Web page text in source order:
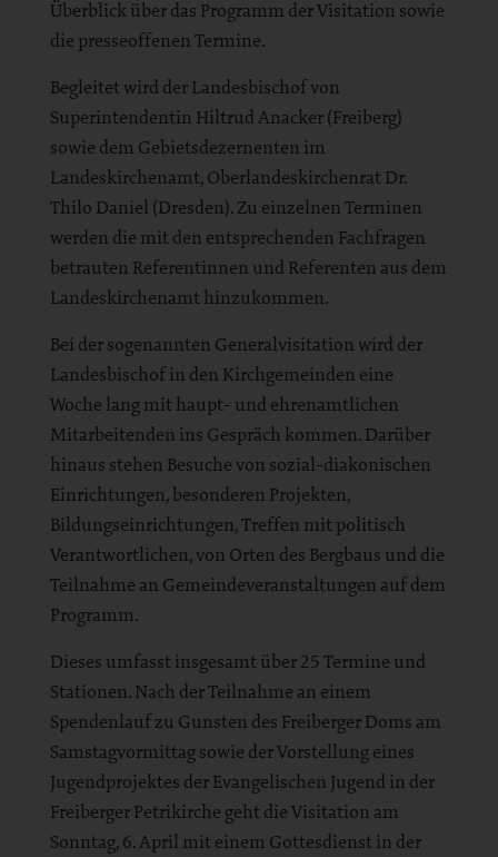
Überblick über das Programm der Visitation sowie
die presseoffenen Termine.
Begleitet wird der Landesbischof von
Superintendentin Hiltrud Anacker (Freiberg)
sowie dem Gebietsdezernenten im
Landeskirchenamt, Oberlandeskirchenrat Dr.
Thilo Daniel (Dresden). Zu einzelnen Terminen
werden die mit den entsprechenden Fachfragen
betrauten Referentinnen und Referenten aus dem
Landeskirchenamt hinzukommen.
Bei der sogenannten Generalvisitation wird der
Landesbischof in den Kirchgemeinden eine
Woche lang mit haupt- und ehrenamtlichen
Mitarbeitenden ins Gespräch kommen. Darüber
hinaus stehen Besuche von sozial-diakonischen
Einrichtungen, besonderen Projekten,
Bildungseinrichtungen, Treffen mit politisch
Verantwortlichen, von Orten des Bergbaus und die
Teilnahme an Gemeindeveranstaltungen auf dem
Programm.
Dieses umfasst insgesamt über 25 Termine und
Stationen. Nach der Teilnahme an einem
Spendenlauf zu Gunsten des Freiberger Doms am
Samstagvormittag sowie der Vorstellung eines
Jugendprojektes der Evangelischen Jugend in der
Freiberger Petrikirche geht die Visitation am
Sonntag, 6. April mit einem Gottesdienst in der